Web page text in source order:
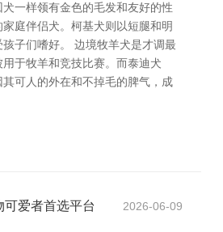
一样领有金色的毛发和友好的性
庭伴侣犬。柯基犬则以短腿和明
子们嗜好。 边境牧羊犬是才调最
于牧羊和竞技比赛。而泰迪犬
其可人的外在和不掉毛的脾气，成
爱者首选平台 2026-06-09